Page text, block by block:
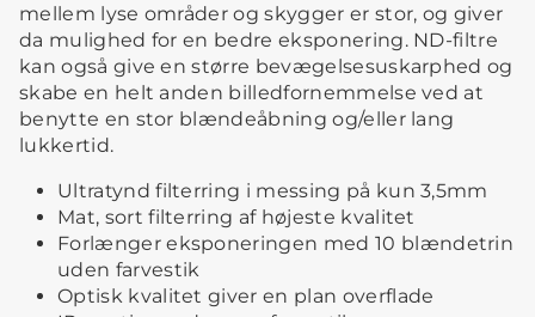
mellem lyse områder og skygger er stor, og giver
da mulighed for en bedre eksponering. ND-filtre
kan også give en større bevægelsesuskarphed og
skabe en helt anden billedfornemmelse ved at
benytte en stor blændeåbning og/eller lang
lukkertid.
Ultratynd filterring i messing på kun 3,5mm
Mat, sort filterring af højeste kvalitet
Forlænger eksponeringen med 10 blændetrin
uden farvestik
Optisk kvalitet giver en plan overflade